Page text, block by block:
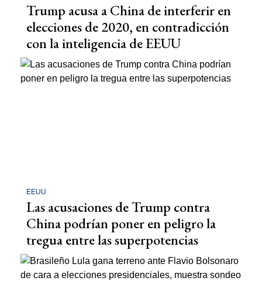
Trump acusa a China de interferir en
elecciones de 2020, en contradicción
con la inteligencia de EEUU
EEUU
Las acusaciones de Trump contra
China podrían poner en peligro la
tregua entre las superpotencias